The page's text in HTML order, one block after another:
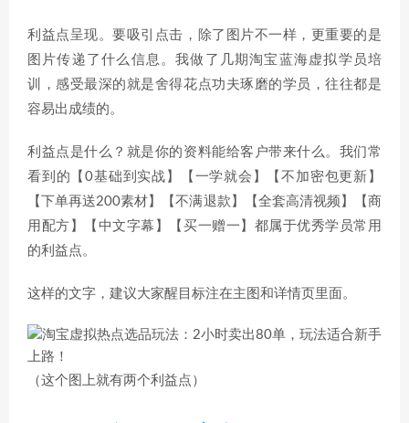
利益点呈现。要吸引点击，除了图片不一样，更重要的是
图片传递了什么信息。我做了几期淘宝蓝海虚拟学员培
训，感受最深的就是舍得花点功夫琢磨的学员，往往都是
容易出成绩的。
利益点是什么？就是你的资料能给客户带来什么。我们常
看到的【0基础到实战】【一学就会】【不加密包更新】
【下单再送200素材】【不满退款】【全套高清视频】【商
用配方】【中文字幕】【买一赠一】都属于优秀学员常用
的利益点。
这样的文字，建议大家醒目标注在主图和详情页里面。
（这个图上就有两个利益点）